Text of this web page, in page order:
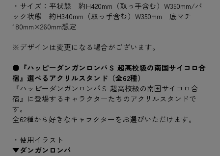
・サイズ：平状態 約H420mm（取っ手含む）W350mm/バ
ック状態 約H340mm（取っ手含む）W350mm 底マチ
180mm×260mm想定
※デザインは変更になる場合がございます。
●『ハッピーダンガンロンパＳ 超高校級の南国サイコロ合
宿』選べるアクリルスタンド（全62種）
『ハッピーダンガンロンパＳ 超高校級の南国サイコロ合
宿』に登場するキャラクターたちのアクリルスタンドで
す。
全62種から好きなキャラクターをお選びいただけます。
・使用イラスト
▼ダンガンロンパ